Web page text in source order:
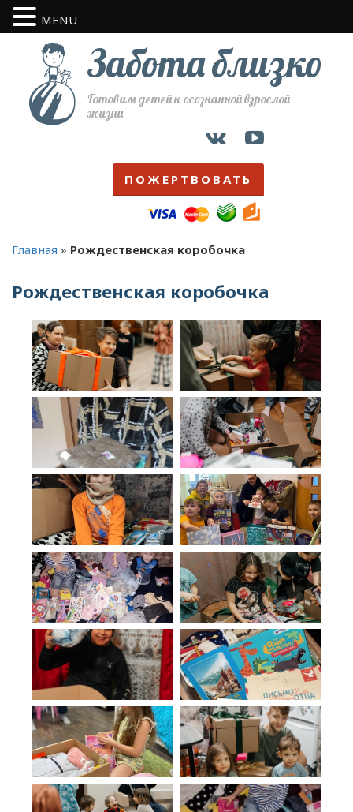
Забота близко
Готовим детей к осознанной взрослой
жизни
ПОЖЕРТВОВАТЬ
Главная » Рождественская коробочка
Рождественская коробочка
MENU